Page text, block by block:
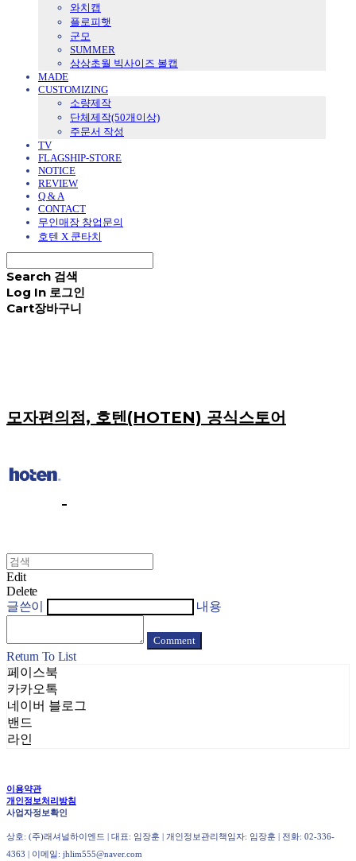
와치캡
플로피햇
군모
SUMMER
상상초월 빅사이즈 볼캡
MADE
CUSTOMIZING
소량제작
단체제작(50개이상)
주문서 작성
TV
FLAGSHIP-STORE
NOTICE
REVIEW
Q & A
CONTACT
무인매장 창업문의
호텐 X 쿤타치
Search 검색
Log In 로그인
Cart장바구니
모자편의점, 호텐(HOTEN) 공식스토어
Edit
Delete
글쓴이
내용
Comment
Return To List
페이스북
카카오톡
네이버 블로그
밴드
라인
이용약관
개인정보처리방침
사업자정보확인
상호: (주)래셔널하이엔드 | 대표: 임장훈 | 개인정보관리책임자: 임장훈 | 전화: 02-336-
4363 | 이메일: jhlim555@naver.com